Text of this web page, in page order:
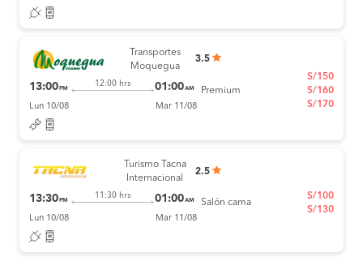
Transportes
Moquegua
3.5
13:00 PM
12:00 hrs 01:00AM
Lun 10/08 Mar 11/08
Premium
S/150
S/160
S/170
Turismo Tacna
Internacional
2.5
13:30 PM
11:30 hrs 01:00AM
Lun 10/08 Mar 11/08
Salón cama
S/100
S/130